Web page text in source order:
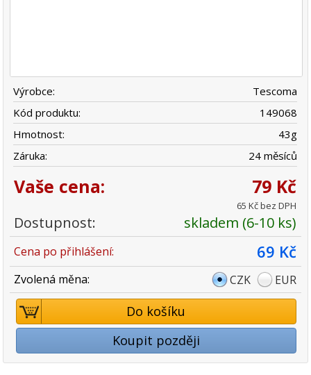
Výrobce:
Tescoma
Kód produktu:
149068
Hmotnost:
43g
Záruka:
24 měsíců
Vaše cena: 79 Kč
65 Kč bez DPH
Dostupnost: skladem (6-10 ks)
Cena po přihlášení: 69 Kč
Zvolená měna: CZK EUR
Do košíku
Koupit později